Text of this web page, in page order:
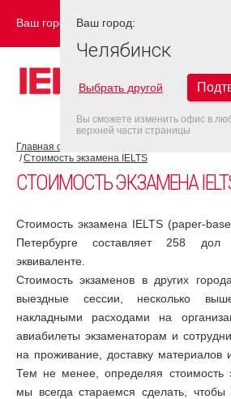
Ваш город: ЧЕЛЯБИНСК
Главная страница
Стоимость экзамена IELTS
СТОИМОСТЬ ЭКЗАМЕНА
Стоимость экзамена IELTS (paper-
Петербурге составляет 258
эквиваленте.
Стоимость экзаменов в других
выездные сессии, несколько
накладными расходами на
авиабилеты экзаменаторам и
на проживание, доставку материалов
Тем не менее, определяя стоимость
мы всегда стараемся сделать,
Ваш город:
Челябинск
Выбрать другой
Вы сможете изменить офис в
верхней части страницы